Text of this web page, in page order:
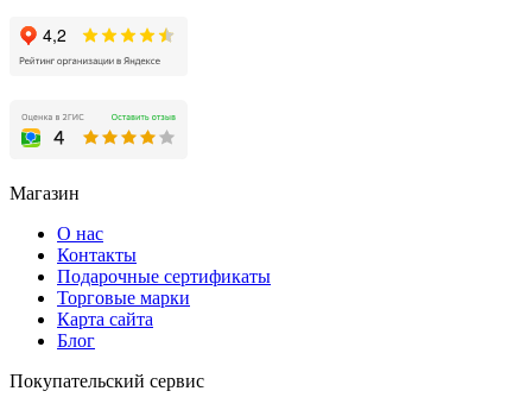
Магазин
О нас
Контакты
Подарочные сертификаты
Торговые марки
Карта сайта
Блог
Покупательский сервис